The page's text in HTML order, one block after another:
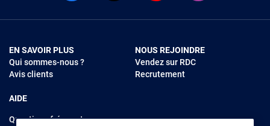
EN SAVOIR PLUS
Qui sommes-nous ?
Avis clients
AIDE
Questions fréquentes
NOUS REJOINDRE
Vendez sur RDC
Recrutement